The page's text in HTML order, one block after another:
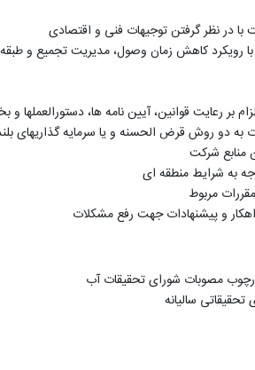
با در نظر گرفتن توجیهات فنی و اقتصادی
رویکرد کاهش زمان وصول، مدیریت تجمیع و
رعایت قوانین، آیین نامه ها، دستورالعملها و
به دو روش قرض الحسنه و یا سرمایه گذاریهای
منابع شرکت
به شرایط منطقه ای
مربوط
و پیشنهادات جهت رفع مشکلات
مصوبات شورای تحقیقات آب
سالیانه